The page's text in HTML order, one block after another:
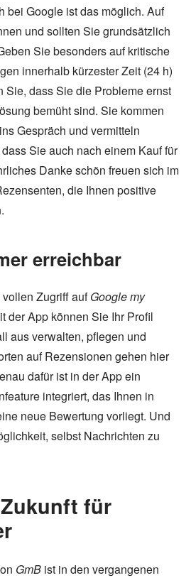
bei Google ist das möglich. Auf
und sollten Sie grundsätzlich
Sie besonders auf kritische
innerhalb kürzester Zeit (24 h)
Sie, dass Sie die Probleme ernst
bemüht sind. Sie kommen
Gespräch und vermitteln
Sie auch nach einem Kauf für
Danke schön freuen sich im
die Ihnen positive
erreichbar
Zugriff aufGoogle my
der App können Sie Ihr Profil
aus verwalten, pflegen und
auf Rezensionen gehen hier
dafür ist in der App ein
integriert, das Ihnen in
neue Bewertung vorliegt. Und
selbst Nachrichten zu
für
GmB ist in den vergangenen